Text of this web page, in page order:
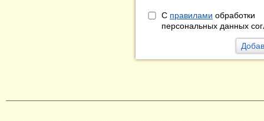
С правилами обработки
персональных данных